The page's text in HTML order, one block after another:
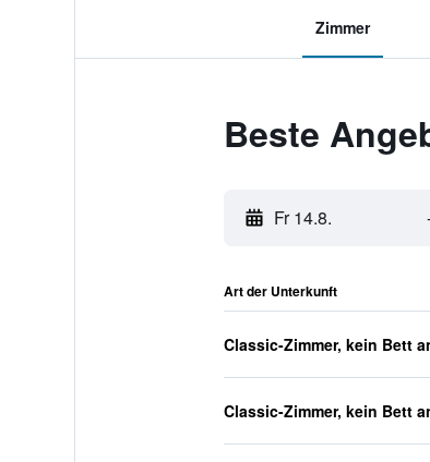
Zimmer
Beste
Fr 14.8.
Art der Unterkunft
Classic-Zimmer, kein Bett
Classic-Zimmer, kein Bett